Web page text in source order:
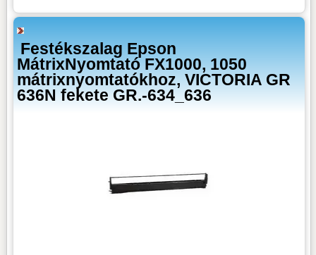
Festékszalag Epson
MátrixNyomtató FX1000, 1050
mátrixnyomtatókhoz, VICTORIA GR
636N fekete GR.-634_636